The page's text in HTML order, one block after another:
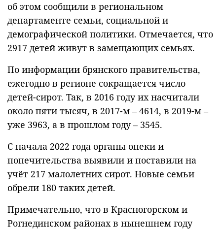
об этом сообщили в региональном
департаменте семьи, социальной и
демографической политики. Отмечается, что
2917 детей живут в замещающих семьях.
По информации брянского правительства,
ежегодно в регионе сокращается число
детей-сирот. Так, в 2016 году их насчитали
около пяти тысяч, в 2017-м – 4614, в 2019-м –
уже 3963, а в прошлом году – 3545.
С начала 2022 года органы опеки и
попечительства выявили и поставили на
учёт 217 малолетних сирот. Новые семьи
обрели 180 таких детей.
Примечательно, что в Красногорском и
Рогнединском районах в нынешнем году